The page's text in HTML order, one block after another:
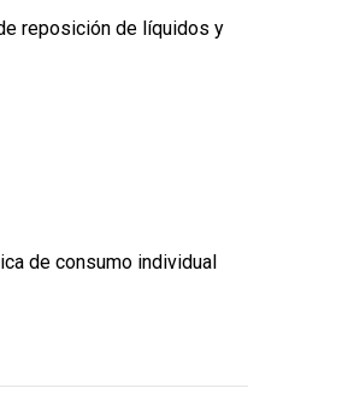
reposición de líquidos y
de consumo individual